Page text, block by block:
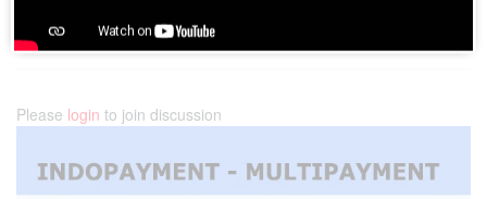
Domain
Please login to join discussion